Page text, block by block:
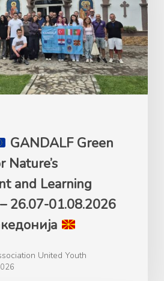
GANDALF Green
Nature’s
and Learning
26.07-01.08.2026
United Youth